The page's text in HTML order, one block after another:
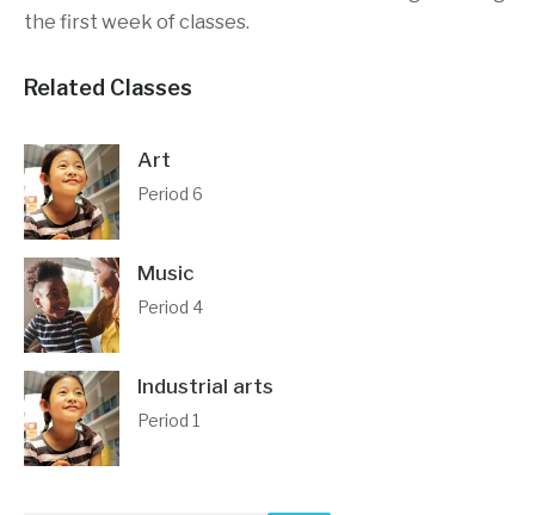
the first week of classes.
Related Classes
Art
Period 6
Music
Period 4
Industrial arts
Period 1